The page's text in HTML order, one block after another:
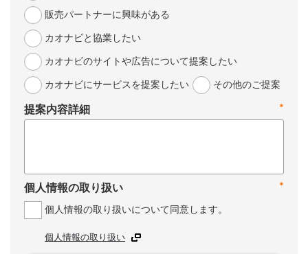
販売パートナーに興味がある
カオナビと協業したい
カオナビのサイトや広告について提案したい
カオナビにサービスを提案したい
その他のご提案
*
提案内容詳細
*
個人情報の取り扱い
個人情報の取り扱いについて同意します。
個人情報の取り扱い